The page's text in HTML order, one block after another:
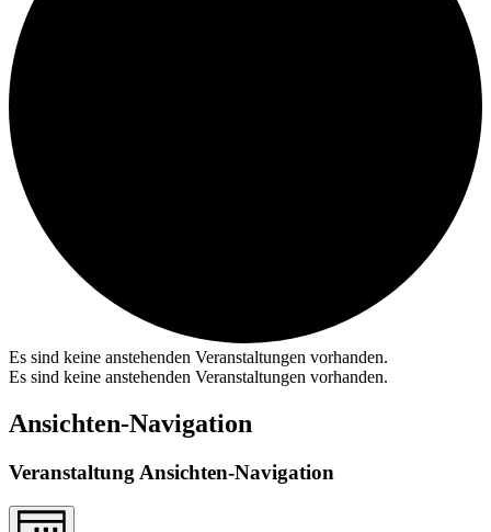
Es sind keine anstehenden Veranstaltungen vorhanden.
Es sind keine anstehenden Veranstaltungen vorhanden.
Ansichten-Navigation
Veranstaltung Ansichten-Navigation